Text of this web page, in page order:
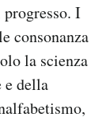
progresso. I
consonanza
la scienza
e della